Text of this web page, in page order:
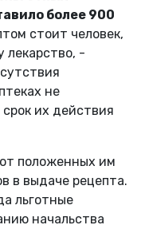
более 900
стоит человек,
лекарство, -
не
их действия
положенных им
в выдаче рецепта.
льготные
начальства